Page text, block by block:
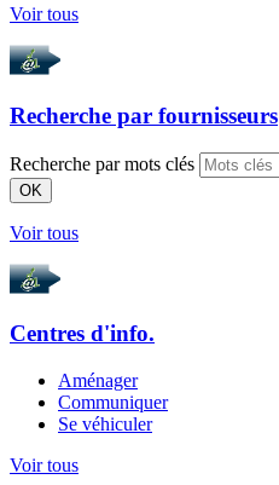
Voir tous
Recherche par fournisseurs
Recherche par mots clés
OK
Voir tous
Centres d'info.
Aménager
Communiquer
Se véhiculer
Voir tous